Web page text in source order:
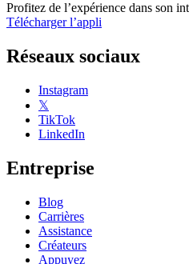
Profitez de l’expérience dans son
Télécharger l’appli
Réseaux sociaux
Instagram
𝕏
TikTok
LinkedIn
Entreprise
Blog
Carrières
Assistance
Créateurs
Appuyez